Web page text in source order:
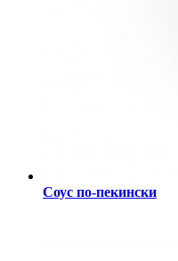
Соус по-пекински